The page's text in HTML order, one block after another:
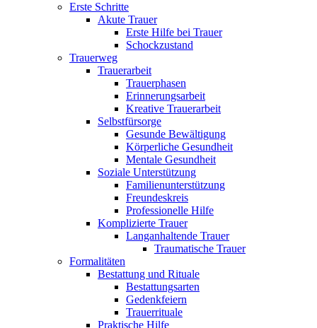
Erste Schritte
Akute Trauer
Erste Hilfe bei Trauer
Schockzustand
Trauerweg
Trauerarbeit
Trauerphasen
Erinnerungsarbeit
Kreative Trauerarbeit
Selbstfürsorge
Gesunde Bewältigung
Körperliche Gesundheit
Mentale Gesundheit
Soziale Unterstützung
Familienunterstützung
Freundeskreis
Professionelle Hilfe
Komplizierte Trauer
Langanhaltende Trauer
Traumatische Trauer
Formalitäten
Bestattung und Rituale
Bestattungsarten
Gedenkfeiern
Trauerrituale
Praktische Hilfe